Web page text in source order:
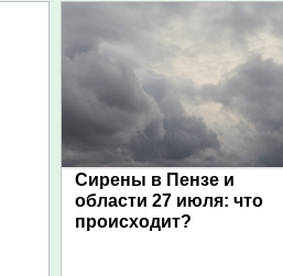
Сирены в Пензе и
области 27 июля: что
происходит?